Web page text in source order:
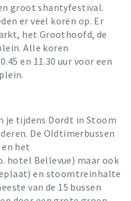
groot shantyfestival.
er veel koren op. Er
het Groothoofd, de
Alle koren
en 11.30 uur voor een
je tijdens Dordt in Stoom
De Oldtimerbussen
het
hotel Bellevue) maar ook
en stoomtreinhalte
van de 15 bussen